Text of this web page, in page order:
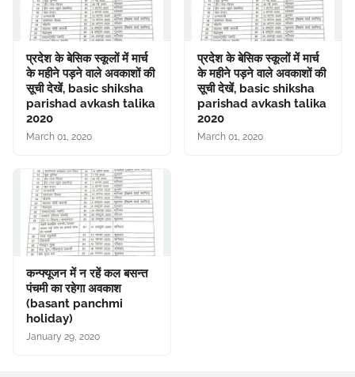
प्रदेश के बेसिक स्कूलों में मार्च
के महीने पड़ने वाले अवकाशों की
सूची देखें, basic shiksha
parishad avkash talika
2020
March 01, 2020
प्रदेश के बेसिक स्कूलों में मार्च
के महीने पड़ने वाले अवकाशों की
सूची देखें, basic shiksha
parishad avkash talika
2020
March 01, 2020
कन्फ्यूजन में न रहें कल बसन्त
पंचमी का रहेगा अवकाश
(basant panchmi
holiday)
January 29, 2020